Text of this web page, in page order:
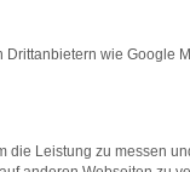
die Seite in
Funktionen nicht
wie Google
Leistung zu messen